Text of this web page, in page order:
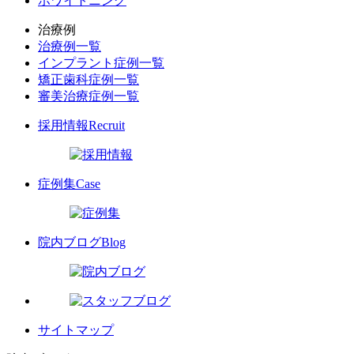
治療例
治療例一覧
インプラント症例一覧
矯正歯科症例一覧
審美治療症例一覧
採用情報Recruit
症例集Case
院内ブログBlog
サイトマップ